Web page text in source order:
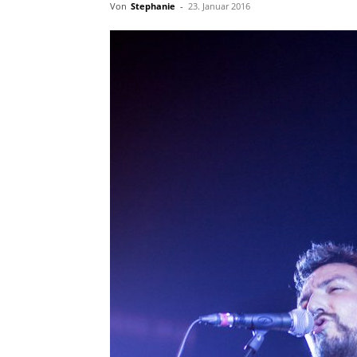
Von Stephanie - 23. Januar 2016